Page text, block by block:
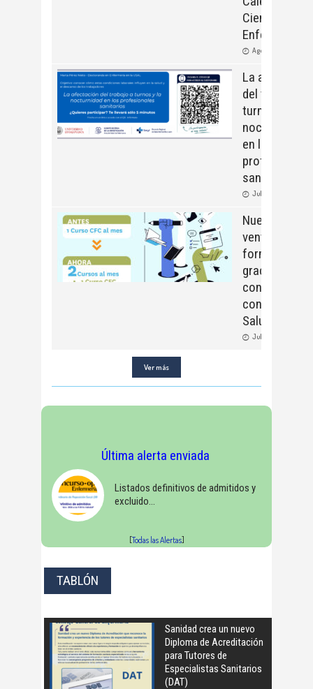
Científico de
Enfermería
Ago, 04, 2026
La
del trabajo a
turnos y la
nocturnidad
en los
sanitarios
Jul, 06, 2026
Nuevas
ventajas
formativas
gracias al
convenio
con
SalusOne
Jul, 02, 2026
Ver más
Última alerta enviada
Listados definitivos de admitidos y
excluido
[Todas las Alertas]
TABLÓN
Sanidad crea un nuevo
Diploma de Acreditación
para Tutores de
Especialistas Sanitarios
(DAT)